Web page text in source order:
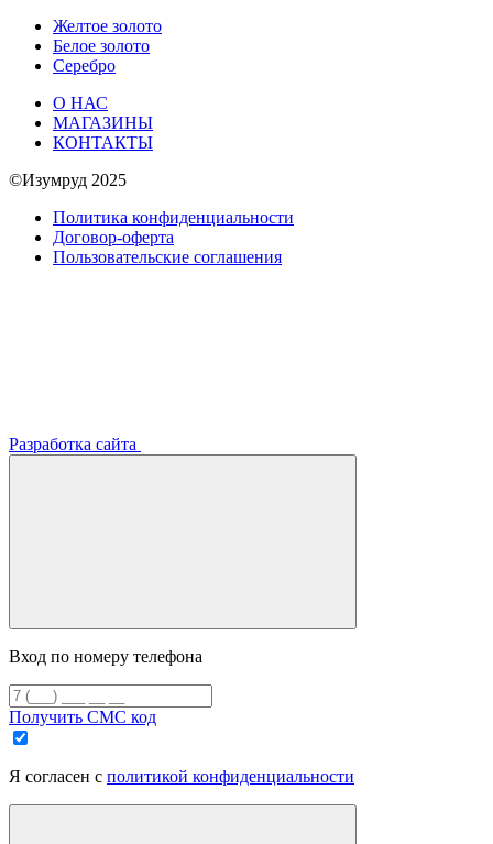
Желтое золото
Белое золото
Серебро
О НАС
МАГАЗИНЫ
КОНТАКТЫ
©Изумруд 2025
Политика конфиденциальности
Договор-оферта
Пользовательские соглашения
Разработка сайта
Вход по номеру телефона
Получить СМС код
Я согласен с политикой конфиденциальности